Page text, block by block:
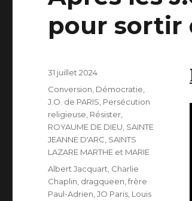
pour sortir
Publié
31 juillet 2024
Catégories
Conversion Démocratie
J.O. de PARIS Persécution
religieuse Résister
ROYAUME DE DIEU SAINTE
JEANNE D'ARC SAINTS
LAZARE MARTHE et MARIE
Étiquettes
Albert Jacquart Charlie
Chaplin dragqueen ,frère
Paul-Adrien ,JO Paris Louis